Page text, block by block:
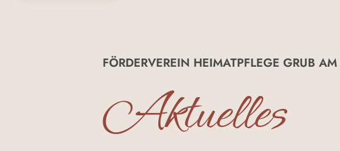
FÖRDERVEREIN HEIMATPFLEGE GRUB
Aktuelles